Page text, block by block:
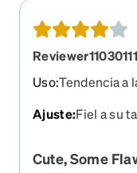
Uso:Tendencia a
Ajuste:Fiel a su
Cute, Some